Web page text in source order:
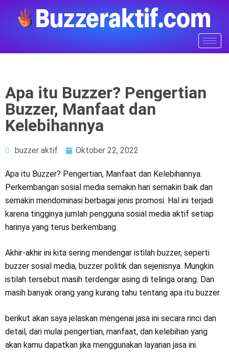
Apa itu Buzzer? Pengertian
Buzzer, Manfaat dan
Kelebihannya
buzzer aktif Oktober 22, 2022
Apa itu Buzzer? Pengertian, Manfaat dan Kelebihannya.
Perkembangan sosial media semakin hari semakin baik dan
semakin mendominasi berbagai jenis promosi. Hal ini terjadi
karena tingginya jumlah pengguna sosial media aktif setiap
harinya yang terus berkembang.
Akhir-akhir ini kita sering mendengar istilah buzzer, seperti
buzzer sosial media, buzzer politik dan sejenisnya. Mungkin
istilah tersebut masih terdengar asing di telinga orang. Dan
masih banyak orang yang kurang tahu tentang apa itu buzzer.
berikut akan saya jelaskan mengenai jasa ini secara rinci dan
detail, dari mulai pengertian, manfaat, dan kelebihan yang
akan kamu dapatkan jika menggunakan layanan jasa ini.